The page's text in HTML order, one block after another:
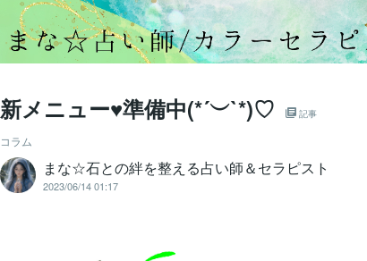
新メニュー♥準備中(*´︶`*)♡ 記事
コラム
まな☆石との絆を整える占い師＆セラピスト
2023/06/14 01:17